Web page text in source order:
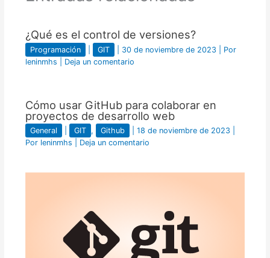
¿Qué es el control de versiones?
Programación GIT 30 de noviembre de 2023
| Por
leninmhs
Deja un comentario
Cómo usar GitHub para colaborar en
proyectos de desarrollo web
General GIT , Github 18 de noviembre de 2023
Por leninmhs Deja un comentario